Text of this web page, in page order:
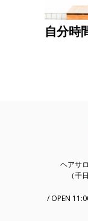
自分時
ヘアサ
（千
/ OPEN